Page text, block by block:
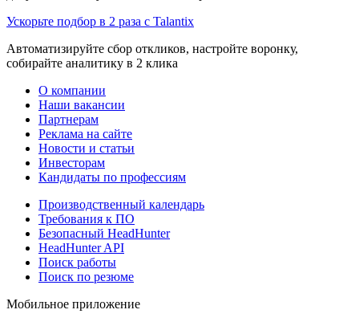
Ускорьте подбор в 2 раза с Talantix
Автоматизируйте сбор откликов, настройте воронку,
собирайте аналитику в 2 клика
О компании
Наши вакансии
Партнерам
Реклама на сайте
Новости и статьи
Инвесторам
Кандидаты по профессиям
Производственный календарь
Требования к ПО
Безопасный HeadHunter
HeadHunter API
Поиск работы
Поиск по резюме
Мобильное приложение